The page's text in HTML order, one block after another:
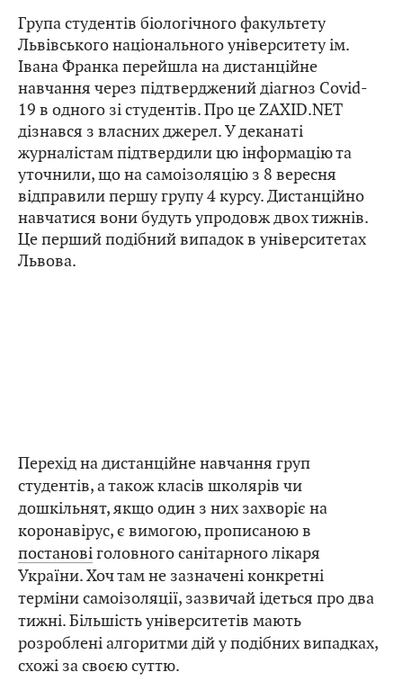
Група студентів біологічного факультету
Львівського національного університету ім.
Івана Франка перейшла на дистанційне
навчання через підтверджений діагноз Covid-
19 в одного зі студентів. Про це ZAXID.NET
дізнався з власних джерел. У деканаті
журналістам підтвердили цю інформацію та
уточнили, що на самоізоляцію з 8 вересня
відправили першу групу 4 курсу. Дистанційно
навчатися вони будуть упродовж двох тижнів.
Це перший подібний випадок в університетах
Львова.
Перехід на дистанційне навчання груп
студентів, а також класів школярів чи
дошкільнят, якщо один з них захворіє на
коронавірус, є вимогою, прописаною в
постановіголовного санітарного лікаря
України. Хоч там не зазначені конкретні
терміни самоізоляції, зазвичай ідеться про два
тижні. Більшість університетів мають
розроблені алгоритми дій у подібних випадках,
схожі за своєю суттю.